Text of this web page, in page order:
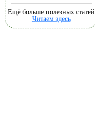
Ещё больше полезных статей
Читаем здесь